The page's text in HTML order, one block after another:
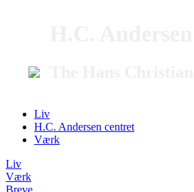
Liv
H.C. Andersen centret
Værk
Liv
Værk
Breve